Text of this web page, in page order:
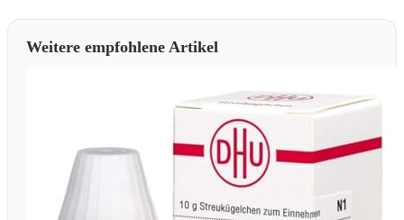
Weitere empfohlene Artikel